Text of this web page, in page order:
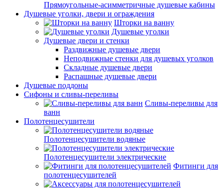
Прямоугольные-асимметричные душевые кабины
Душевые уголки, двери и ограждения
Шторки на ванну
Душевые уголки
Душевые двери и стенки
Раздвижные душевые двери
Неподвижные стенки для душевых уголков
Складные душевые двери
Распашные душевые двери
Душевые поддоны
Сифоны и сливы-переливы
Сливы-переливы для
ванн
Полотенцесушители
Полотенцесушители водяные
Полотенцесушители электрические
Фитинги для
полотенцесушителей